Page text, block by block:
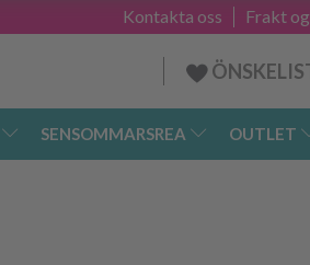
Frakt
Kontakta oss
SENSOMMARSREA OUTLET